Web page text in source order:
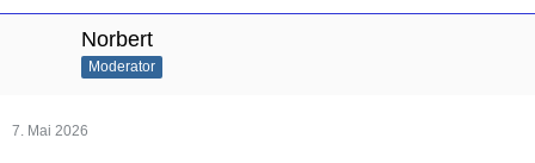
Norbert
Moderator
7. Mai 2026